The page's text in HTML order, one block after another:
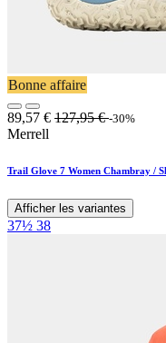
Bonne affaire
89,57 € 127,95€ -30%
Merrell
Trail Glove 7 Women Chambray /
Afficher les variantes
37½ 38